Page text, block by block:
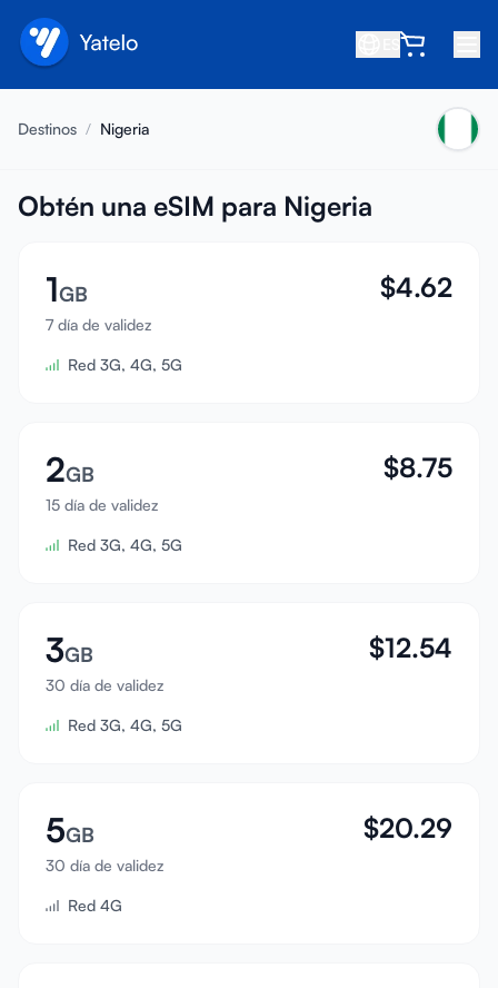
Nosotros
Invita a un amigo
Conviértete en afiliado
Centro de ayuda
Soporte
Compatibilidad de dispositivos
Iniciar sesión
Destinos / Nigeria
Obtén una eSIM para Nigeria
1GB
7 día de validez
$4.62
Red 3G, 4G, 5G
2GB
15 día de validez
$8.75
Red 3G, 4G, 5G
3GB
30 día de validez
$12.54
Red 3G, 4G, 5G
5GB
30 día de validez
$20.29
Red 4G